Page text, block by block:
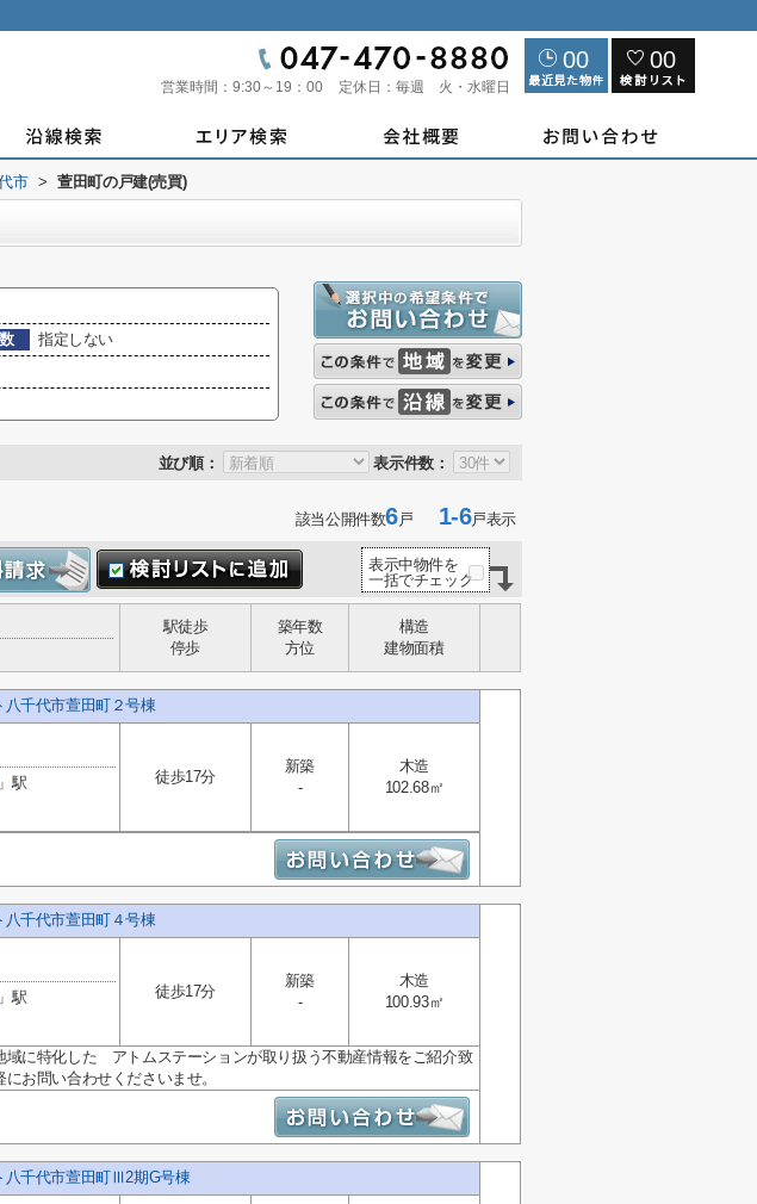
営業時間： 9:30～19：00 定休日： 毎週 火・水曜日
00 00
市 > 萱田町の戸建(売買)
指定しない
並び順： 表示件数：
該当公開件数6戸 1-6戸表示
表示中物件を
一括でチェック
駅徒歩
停歩
築年数
方位
構造
建物面積
八千代市萱田町２号棟
駅 徒歩17分
新築
-
木造
102.68㎡
八千代市萱田町４号棟
駅 徒歩17分
新築
-
木造
100.93㎡
域に特化した アトムステーションが取り扱う不動産情報をご紹介致
お問い合わせくださいませ。
八千代市萱田町Ⅲ2期G号棟